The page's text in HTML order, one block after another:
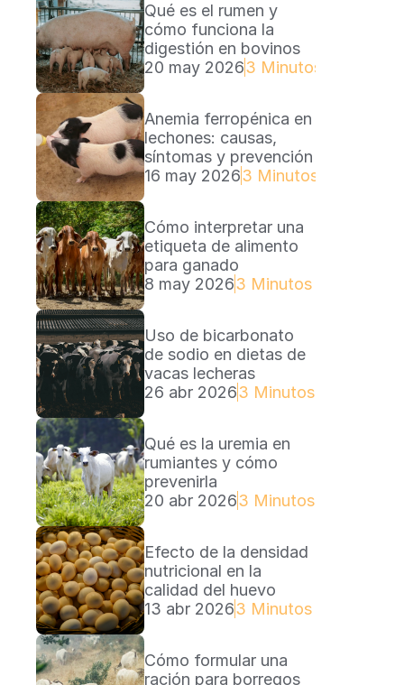
Qué es el rumen y
cómo funciona la
digestión en bovinos
20 may 20263 Minutos Lectura
Anemia ferropénica en
lechones: causas,
síntomas y prevención
16 may 20263 Minutos Lectura
Cómo interpretar una
etiqueta de alimento
para ganado
8 may 20263 Minutos Lectura
Uso de bicarbonato
de sodio en dietas de
vacas lecheras
26 abr 20263 Minutos Lectura
Qué es la uremia en
rumiantes y cómo
prevenirla
20 abr 20263 Minutos Lectura
Efecto de la densidad
nutricional en la
calidad del huevo
13 abr 20263 Minutos Lectura
Cómo formular una
ración para borregos